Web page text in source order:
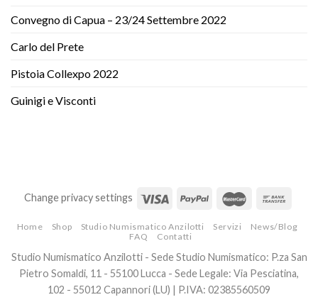
Convegno di Capua – 23/24 Settembre 2022
Carlo del Prete
Pistoia Collexpo 2022
Guinigi e Visconti
Change privacy settings
Home Shop Studio Numismatico Anzilotti Servizi
News/Blog
FAQ
Contatti
Studio Numismatico Anzilotti - Sede Studio Numismatico: P.za San
Pietro Somaldi, 11 - 55100 Lucca - Sede Legale: Via Pesciatina,
102 - 55012 Capannori (LU) | P.IVA: 02385560509